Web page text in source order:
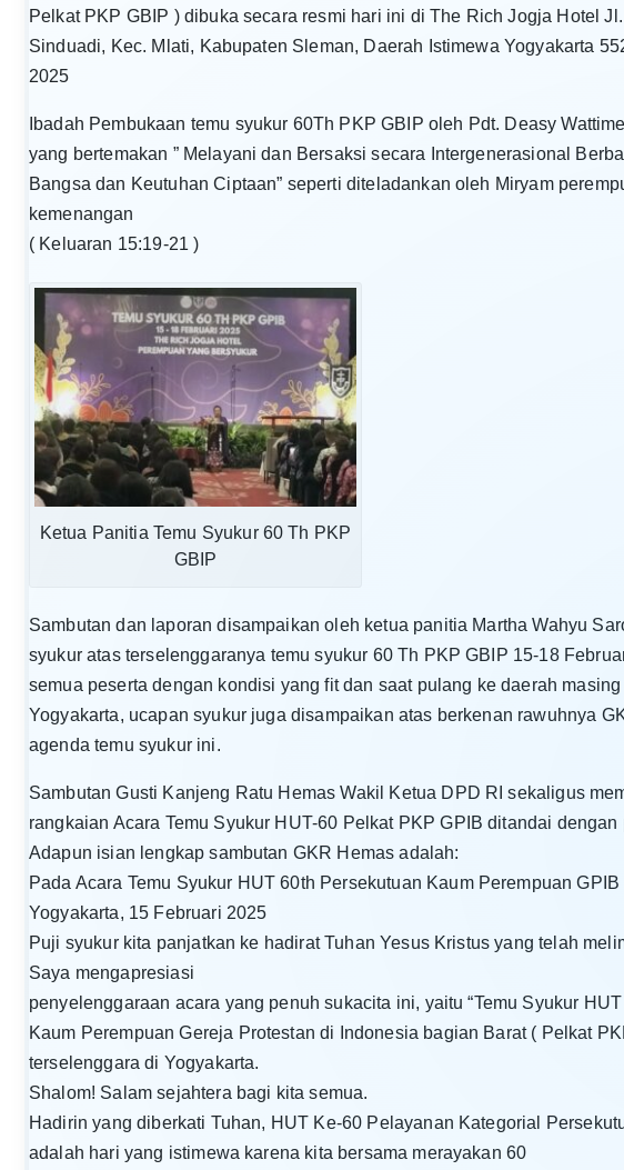
Pelkat PKP GBIP ) dibuka secara resmi hari ini di The Rich Jogja Hotel
Sinduadi, Kec. Mlati, Kabupaten Sleman, Daerah Istimewa Yogyakarta
2025
Ibadah Pembukaan temu syukur 60Th PKP GBIP oleh Pdt. Deasy
yang bertemakan ” Melayani dan Bersaksi secara Intergenerasional
Bangsa dan Keutuhan Ciptaan” seperti diteladankan oleh Miryam
kemenangan
( Keluaran 15:19-21 )
Ketua Panitia Temu Syukur 60 Th PKP
GBIP
Sambutan dan laporan disampaikan oleh ketua panitia Martha Wahyu
syukur atas terselenggaranya temu syukur 60 Th PKP GBIP 15-18
semua peserta dengan kondisi yang fit dan saat pulang ke daerah
Yogyakarta, ucapan syukur juga disampaikan atas berkenan rawuhnya
agenda temu syukur ini.
Sambutan Gusti Kanjeng Ratu Hemas Wakil Ketua DPD RI sekaligus
rangkaian Acara Temu Syukur HUT-60 Pelkat PKP GPIB ditandai dengan
Adapun isian lengkap sambutan GKR Hemas adalah:
Pada Acara Temu Syukur HUT 60th Persekutuan Kaum Perempuan GPIB
Yogyakarta, 15 Februari 2025
Puji syukur kita panjatkan ke hadirat Tuhan Yesus Kristus yang telah
Saya mengapresiasi
penyelenggaraan acara yang penuh sukacita ini, yaitu “Temu Syukur
Kaum Perempuan Gereja Protestan di Indonesia bagian Barat ( Pelkat
terselenggara di Yogyakarta.
Shalom! Salam sejahtera bagi kita semua.
Hadirin yang diberkati Tuhan, HUT Ke-60 Pelayanan Kategorial
adalah hari yang istimewa karena kita bersama merayakan 60